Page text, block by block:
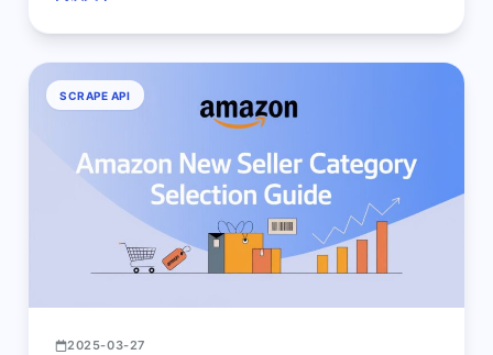
SCRAPE API
2025-03-27